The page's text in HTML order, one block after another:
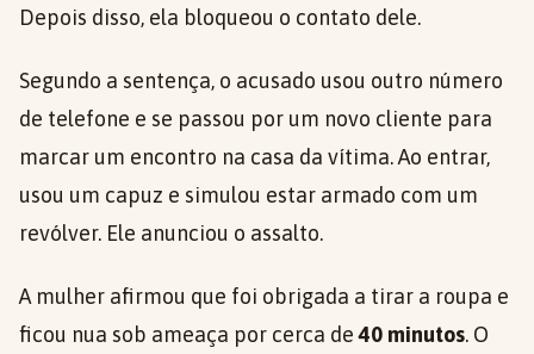
Depois disso, ela bloqueou o contato dele.
Segundo a sentença, o acusado usou outro número
de telefone e se passou por um novo cliente para
marcar um encontro na casa da vítima. Ao entrar,
usou um capuz e simulou estar armado com um
revólver. Ele anunciou o assalto.
A mulher afirmou que foi obrigada a tirar a roupa e
ficou nua sob ameaça por cerca de40 minutos. O